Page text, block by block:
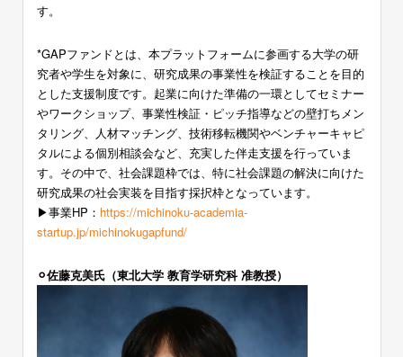
す。
*GAPファンドとは、本プラットフォームに参画する大学の研
究者や学生を対象に、研究成果の事業性を検証することを目的
とした支援制度です。起業に向けた準備の一環としてセミナー
やワークショップ、事業性検証・ピッチ指導などの壁打ちメン
タリング、人材マッチング、技術移転機関やベンチャーキャピ
タルによる個別相談会など、充実した伴走支援を行っていま
す。その中で、社会課題枠では、特に社会課題の解決に向けた
研究成果の社会実装を目指す採択枠となっています。
▶︎事業HP： https://michinoku-academia-
startup.jp/michinokugapfund/
⚪︎佐藤克美氏（東北大学 教育学研究科 准教授）